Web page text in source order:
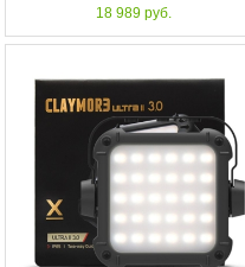
18 989 руб.